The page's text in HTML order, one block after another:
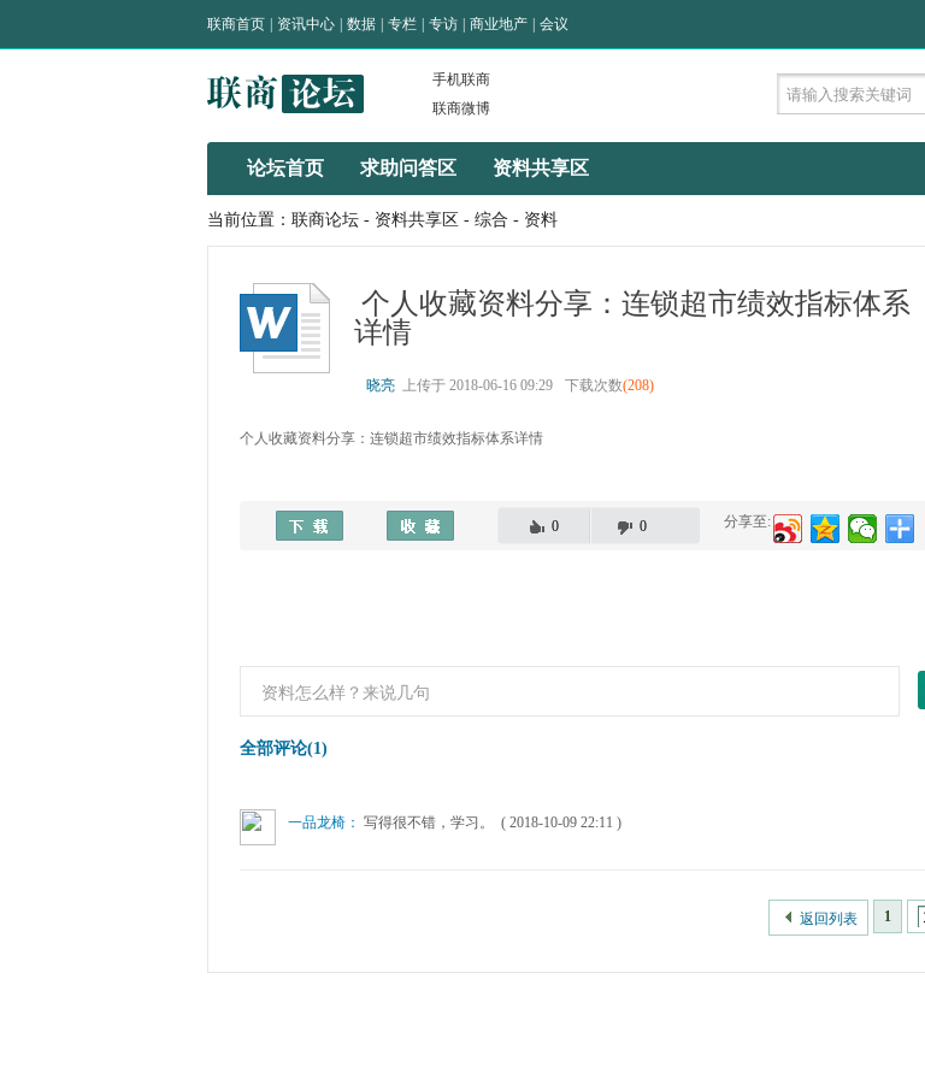
联商首页 资讯中心 数据 专栏 专访 商业地产 会议
手机联商
联商微博
论坛首页 求助问答区 资料共享区
当前位置： 联商论坛 - 资料共享区 - 综合 - 资料
个人收藏资料分享：连锁超市绩效指标体系
详情
晓亮 上传于 2018-06-16 09:29 下载次数(208)
个人收藏资料分享：连锁超市绩效指标体系详情
0 0 分享至:
全部评论(1)
一品龙椅： 写得很不错，学习。 ( 2018-10-09 22:11 )
返回列表 1